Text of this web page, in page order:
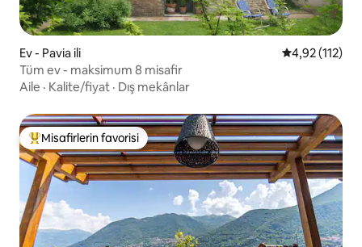
Ev - Pavia ili 5 üzerinden
4,92 (112)
Tüm ev - maksimum 8 misafir
Aile · Kalite/fiyat · Dış mekânlar
Misafirlerin favorilerinden en beğenilenler arasında
Misafirlerin favorisi